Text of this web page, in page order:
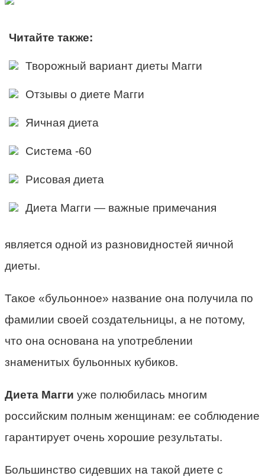
Читайте также:
Творожный вариант диеты Магги
Отзывы о диете Магги
Яичная диета
Система -60
Рисовая диета
Диета Магги — важные примечания
является одной из разновидностей яичной
диеты.
Такое «бульонное» название она получила по
фамилии своей создательницы, а не потому,
что она основана на употреблении
знаменитых бульонных кубиков.
Диета Магги уже полюбилась многим
российским полным женщинам: ее соблюдение
гарантирует очень хорошие результаты.
Большинство сидевших на такой диете с